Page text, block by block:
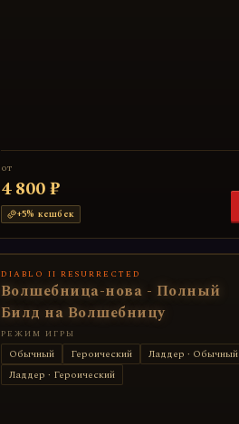
от
4 800 ₽
+5% кешбек
DIABLO II RESURRECTED
Волшебница-нова - Полный
Билд на Волшебницу
РЕЖИМ ИГРЫ
Обычный Героический
Ладдер · Обычный
Ладдер · Героический